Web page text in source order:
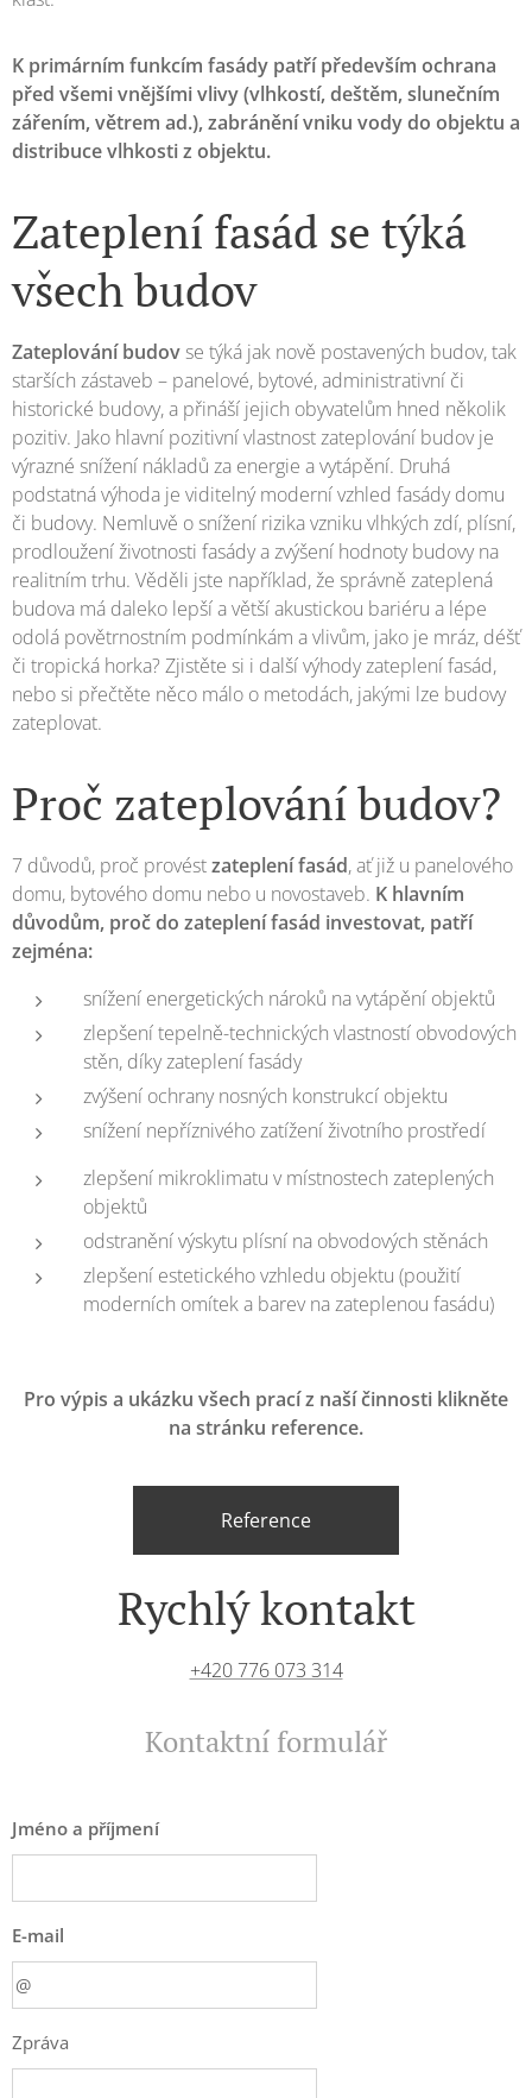
K primárním funkcím fasády patří především ochrana
před všemi vnějšími vlivy (vlhkostí, deštěm, slunečním
zářením, větrem ad.), zabránění vniku vody do objektu a
distribuce vlhkosti z objektu.
Zateplení fasád se týká
všech budov
Zateplování budov se týká jak nově postavených budov, tak
starších zástaveb – panelové, bytové, administrativní či
historické budovy, a přináší jejich obyvatelům hned několik
pozitiv. Jako hlavní pozitivní vlastnost zateplování budov je
výrazné snížení nákladů za energie a vytápění. Druhá
podstatná výhoda je viditelný moderní vzhled fasády domu
či budovy. Nemluvě o snížení rizika vzniku vlhkých zdí, plísní,
prodloužení životnosti fasády a zvýšení hodnoty budovy na
realitním trhu. Věděli jste například, že správně zateplená
budova má daleko lepší a větší akustickou bariéru a lépe
odolá povětrnostním podmínkám a vlivům, jako je mráz, déšť
či tropická horka? Zjistěte si i další výhody zateplení fasád,
nebo si přečtěte něco málo o metodách, jakými lze budovy
zateplovat.
Proč zateplování budov?
7 důvodů, proč provéstzateplení fasád, ať již u panelového
domu, bytového domu nebo u novostaveb. K hlavním
důvodům, proč do zateplení fasád investovat, patří
zejména:
snížení energetických nároků na vytápění objektů
zlepšení tepelně-technických vlastností obvodových
stěn, díky zateplení fasády
zvýšení ochrany nosných konstrukcí objektu
snížení nepříznivého zatížení životního prostředí
zlepšení mikroklimatu v místnostech zateplených
objektů
odstranění výskytu plísní na obvodových stěnách
zlepšení estetického vzhledu objektu (použití
moderních omítek a barev na zateplenou fasádu)
Pro výpis a ukázku všech prací z naší činnosti klikněte
na stránku reference.
Reference
Rychlý kontakt
+420 776 073 314
Kontaktní formulář
Jméno a příjmení
E-mail
Zpráva